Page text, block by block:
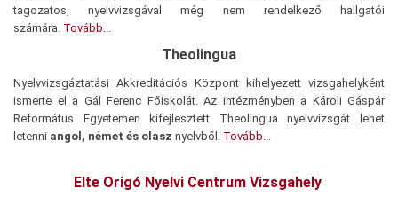
tagozatos, nyelvvizsgával még nem rendelkező hallgatói
számára. Tovább...
Theolingua
Nyelvvizsgáztatási Akkreditációs Központ kihelyezett vizsgahelyként
ismerte el a Gál Ferenc Főiskolát. Az intézményben a Károli Gáspár
Református Egyetemen kifejlesztett Theolingua nyelvvizsgát lehet
letenni angol, német és olasz nyelvből. Tovább...
Elte Origó Nyelvi Centrum Vizsgahely